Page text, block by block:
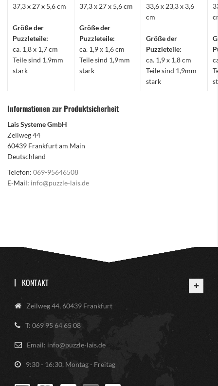
37,3 x 27 x 5,6 cm
Größe der
Puzzleteile:
ca. 1,8 x 1,7 cm
Teile sind 1,9mm
stark
37,3 x 27 x 5,6 cm
Größe der
Puzzleteile:
ca. 1,9 x 1,6 cm
Teile sind 1,9mm
stark
33,6 x 23,3 x 3,6
cm
Größe der
Puzzleteile:
ca. 1,9 x 1,8 cm
Teile sind 1,9mm
stark
Informationen zur Produktsicherheit
Lais Systeme GmbH
Zeilweg 44
60439 Frankfurt am Main
Deutschland
Telefon: 069-95646508
E-Mail: info@puzzle-lais.de
KONTAKT
Zeilweg 44, 60439 Frankfurt
T: 069 95 64 65 08
Email: info@puzzle-lais.de
9:30 - 16:30, Montag - Freitag